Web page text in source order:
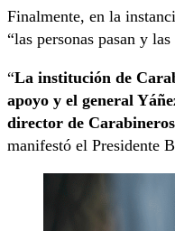
Finalmente, en la
“las personas pasan y
“La institución de
apoyo y el general
director de
manifestó el Presidente